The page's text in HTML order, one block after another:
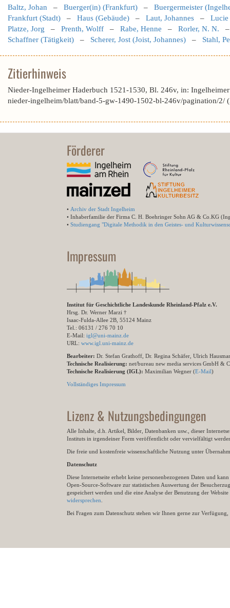
Baltz, Johan – Buerger(in) (Frankfurt) – Buergermeister
Frankfurt (Stadt) – Haus (Gebäude) – Laut, Johannes –
Platze, Jorg – Prenth, Wolff – Rabe, Henne – Rorler, N. N.
Schaffner (Tätigkeit) – Scherer, Jost (Joist, Johannes) – Stahl,
Zitierhinweis
Nieder-Ingelheimer Haderbuch 1521-1530, Bl. 246v, in:
nieder-ingelheim/blatt/band-5-gw-1490-1502-bl-246v/pagination/2/
Förderer
• Archiv der Stadt Ingelheim
• Inhaberfamilie der Firma C. H. Boehringer Sohn AG & Co.KG
• Studiengang "Digitale Methodik in den Geistes- und
Impressum
Institut für Geschichtliche Landeskunde Rheinland-Pfalz e.V.
Hrsg. Dr. Werner Marzi †
Isaac-Fulda-Allee 2B, 55124 Mainz
Tel.: 06131 / 276 70 10
E-Mail: igl@uni-mainz.de
URL: www.igl.uni-mainz.de
Bearbeiter: Dr. Stefan Grathoff, Dr. Regina Schäfer, Ulrich
Technische Realisierung: net/bureau new media services GmbH &
Technische Realisierung (IGL): Maximilian Wegner (E-Mail)
Vollständiges Impressum
Lizenz & Nutzungsbedingungen
Alle Inhalte, d.h. Artikel, Bilder, Datenbanken usw., dieser
Instituts in irgendeiner Form veröffentlicht oder vervielfältigt
Die freie und kostenfreie wissenschaftliche Nutzung unter
Datenschutz
Diese Internetseite erhebt keine personenbezogenen Daten und
Open-Source-Software zur statistischen Auswertung der
gespeichert werden und die eine Analyse der Benutzung der
widersprechen
Bei Fragen zum Datenschutz stehen wir Ihnen gerne zur